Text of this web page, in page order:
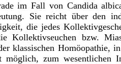
im Fall von Candida
Sie reicht über den
die jedes
Kollektivseuchen bzw.
klassischen Homöopathie,
zum wesentlichen